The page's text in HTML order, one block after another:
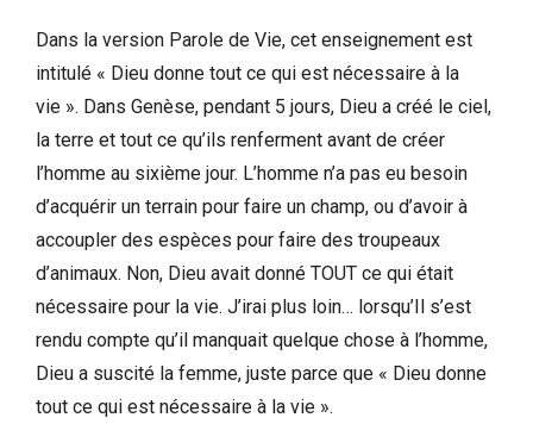
Dans la version Parole de Vie, cet enseignement est
intitulé « Dieu donne tout ce qui est nécessaire à la
vie ». Dans Genèse, pendant 5 jours, Dieu a créé le ciel,
la terre et tout ce qu’ils renferment avant de créer
l’homme au sixième jour. L’homme n’a pas eu besoin
d’acquérir un terrain pour faire un champ, ou d’avoir à
accoupler des espèces pour faire des troupeaux
d’animaux. Non, Dieu avait donné TOUT ce qui était
nécessaire pour la vie. J’irai plus loin… lorsqu’Il s’est
rendu compte qu’il manquait quelque chose à l’homme,
Dieu a suscité la femme, juste parce que « Dieu donne
tout ce qui est nécessaire à la vie ».